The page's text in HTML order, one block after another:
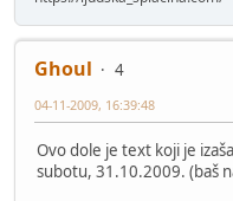
Ghoul
4
04-11-2009, 16:39:48
Ovo dole je text koji je
subotu, 31.10.2009. (baš